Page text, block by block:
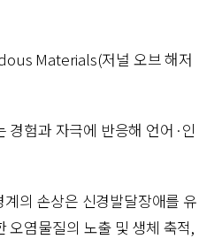
Materials(저널 오브 해저
경험과 자극에 반응해 언어·인
의 손상은 신경발달장애를 유
오염물질의 노출 및 생체 축적,